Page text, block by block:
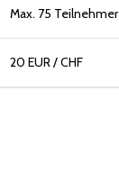
Max. 75 Teilnehmer
20 EUR / CHF